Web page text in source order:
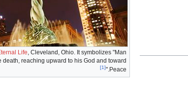
Life, Cleveland, Ohio. It symbolizes "Man
death, reaching upward to his God and toward
Peace."
[1]